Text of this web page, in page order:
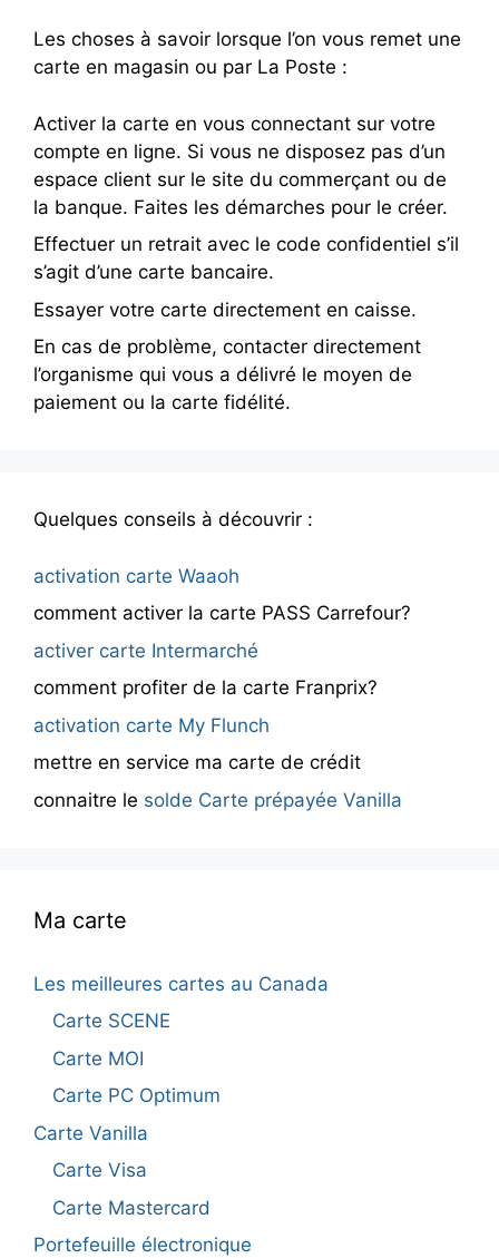
Les choses à savoir lorsque l’on vous remet une
carte en magasin ou par La Poste :
Activer la carte en vous connectant sur votre
compte en ligne. Si vous ne disposez pas d’un
espace client sur le site du commerçant ou de
la banque. Faites les démarches pour le créer.
Effectuer un retrait avec le code confidentiel s’il
s’agit d’une carte bancaire.
Essayer votre carte directement en caisse.
En cas de problème, contacter directement
l’organisme qui vous a délivré le moyen de
paiement ou la carte fidélité.
Quelques conseils à découvrir :
activation carte Waaoh
comment activer la carte PASS Carrefour?
activer carte Intermarché
comment profiter de la carte Franprix?
activation carte My Flunch
mettre en service ma carte de crédit
connaitre le solde Carte prépayée Vanilla
Ma carte
Les meilleures cartes au Canada
Carte SCENE
Carte MOI
Carte PC Optimum
Carte Vanilla
Carte Visa
Carte Mastercard
Portefeuille électronique